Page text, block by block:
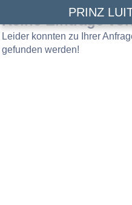
PRINZ
Keine Einträge
Leider konnten zu Ihrer
gefunden werden!